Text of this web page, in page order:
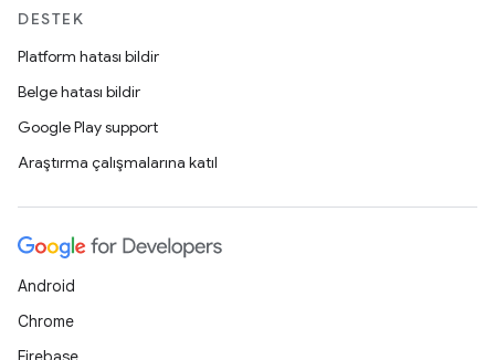
DESTEK
Platform hatası bildir
Belge hatası bildir
Google Play support
Araştırma çalışmalarına katıl
Android
Chrome